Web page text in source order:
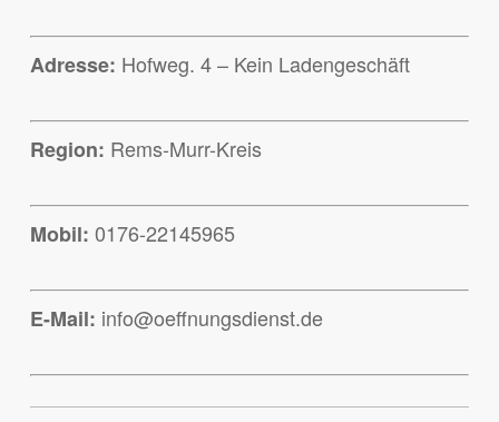
Adresse: Hofweg. 4 – Kein Ladengeschäft
Region: Rems-Murr-Kreis
Mobil: 0176-22145965
E-Mail: info@oeffnungsdienst.de